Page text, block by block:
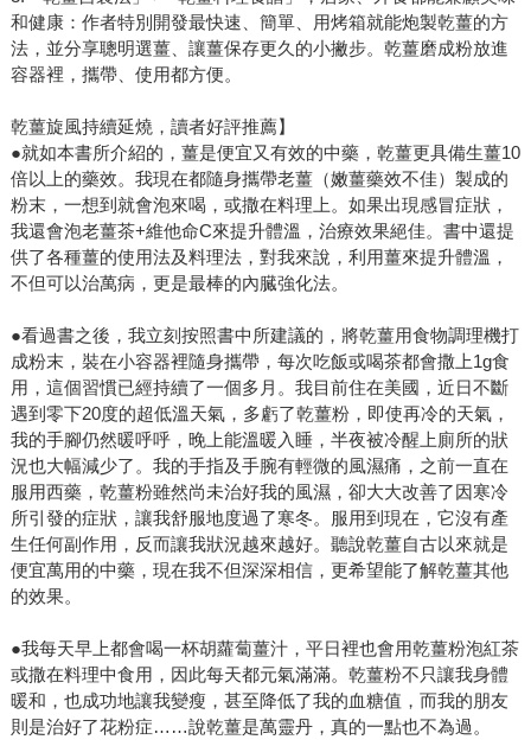
和健康：作者特別開發最快速、簡單、用烤箱就能炮製乾薑的方
法，並分享聰明選薑、讓薑保存更久的小撇步。乾薑磨成粉放進
容器裡，攜帶、使用都方便。
乾薑旋風持續延燒，讀者好評推薦】
●就如本書所介紹的，薑是便宜又有效的中藥，乾薑更具備生薑10
倍以上的藥效。我現在都隨身攜帶老薑（嫩薑藥效不佳）製成的
粉末，一想到就會泡來喝，或撒在料理上。如果出現感冒症狀，
我還會泡老薑茶+維他命C來提升體溫，治療效果絕佳。書中還提
供了各種薑的使用法及料理法，對我來說，利用薑來提升體溫，
不但可以治萬病，更是最棒的內臓強化法。
●看過書之後，我立刻按照書中所建議的，將乾薑用食物調理機打
成粉末，裝在小容器裡隨身攜帶，每次吃飯或喝茶都會撒上1g食
用，這個習慣已經持續了一個多月。我目前住在美國，近日不斷
遇到零下20度的超低溫天氣，多虧了乾薑粉，即使再冷的天氣，
我的手腳仍然暖呼呼，晚上能溫暖入睡，半夜被冷醒上廁所的狀
況也大幅減少了。我的手指及手腕有輕微的風濕痛，之前一直在
服用西藥，乾薑粉雖然尚未治好我的風濕，卻大大改善了因寒冷
所引發的症狀，讓我舒服地度過了寒冬。服用到現在，它沒有產
生任何副作用，反而讓我狀況越來越好。聽說乾薑自古以來就是
便宜萬用的中藥，現在我不但深深相信，更希望能了解乾薑其他
的效果。
●我每天早上都會喝一杯胡蘿蔔薑汁，平日裡也會用乾薑粉泡紅茶
或撒在料理中食用，因此每天都元氣滿滿。乾薑粉不只讓我身體
暖和，也成功地讓我變瘦，甚至降低了我的血糖值，而我的朋友
則是治好了花粉症……說乾薑是萬靈丹，真的一點也不為過。